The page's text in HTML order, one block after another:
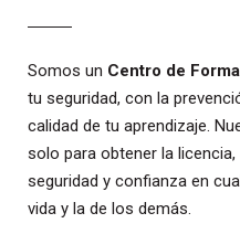
Somos un Centro de
tu seguridad, con la
calidad de tu aprendizaje.
solo para obtener la
seguridad y confianza en
vida y la de los demás.